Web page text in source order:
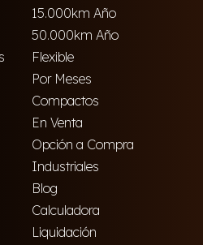
15.000km Año
50.000km Año
Flexible
Por Meses
Compactos
En Venta
Opción a Compra
Industriales
Blog
Calculadora
Liquidación